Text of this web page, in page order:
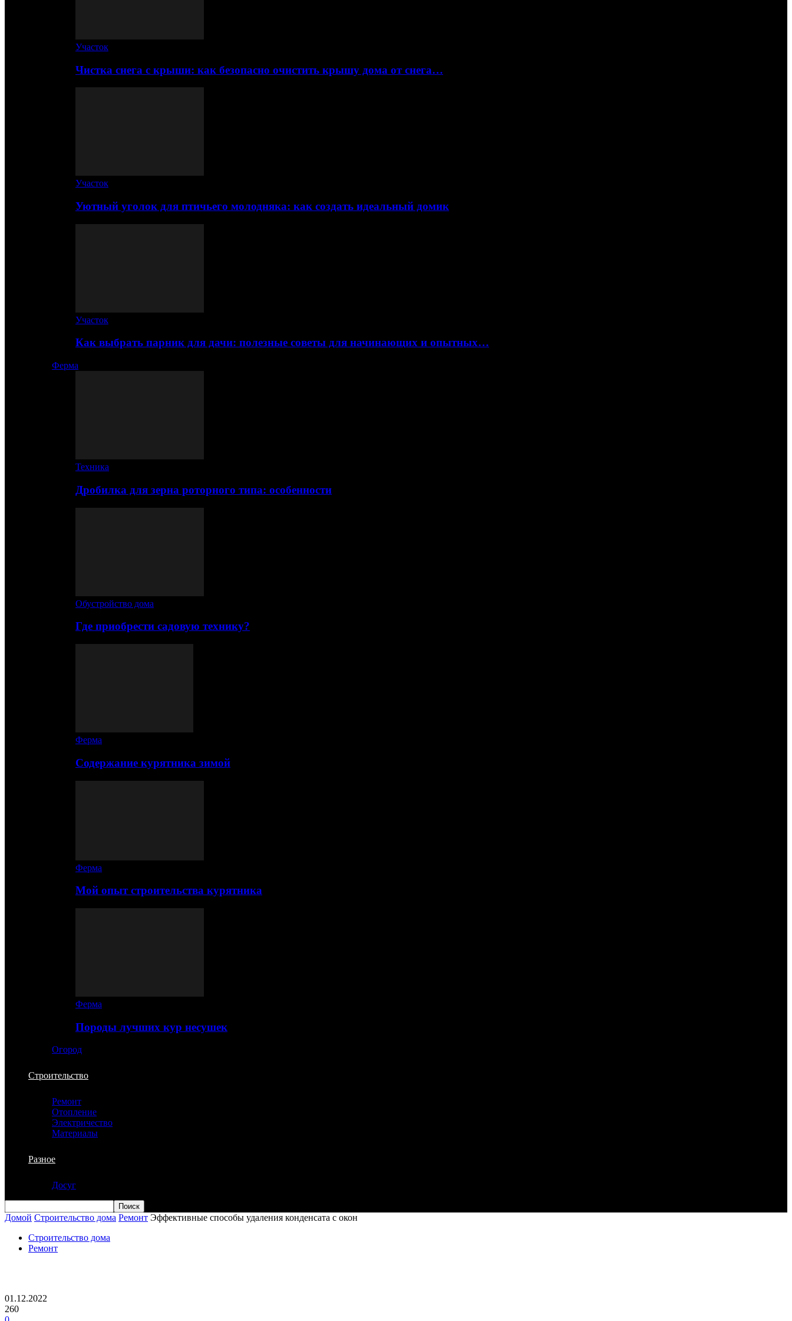
Участок
Чистка снега с крыши: как безопасно очистить крышу дома от снега…
Участок
Уютный уголок для птичьего молодняка: как создать идеальный домик
Участок
Как выбрать парник для дачи: полезные советы для начинающих и опытных…
Ферма
Техника
Дробилка для зерна роторного типа: особенности
Обустройство дома
Где приобрести садовую технику?
Ферма
Содержание курятника зимой
Ферма
Мой опыт строительства курятника
Ферма
Породы лучших кур несушек
Огород
Строительство
Ремонт
Отопление
Электричество
Материалы
Разное
Досуг
Домой Строительство дома Ремонт Эффективные способы удаления конденсата с окон
Строительство дома
Ремонт
01.12.2022
260